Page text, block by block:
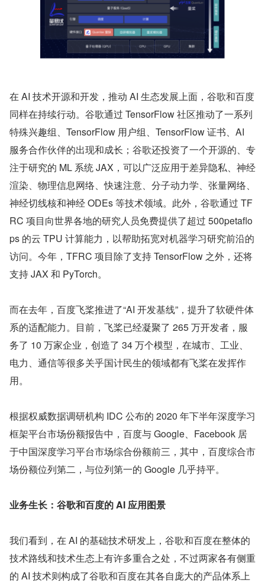
在 AI 技术开源和开发，推动 AI 生态发展上面，谷歌和百度
同样在持续行动。谷歌通过 TensorFlow 社区推动了一系列
特殊兴趣组、TensorFlow 用户组、TensorFlow 证书、AI
服务合作伙伴的出现和成长；谷歌还投资了一个开源的、专
注于研究的 ML 系统 JAX，可以广泛应用于差异隐私、神经
渲染、物理信息网络、快速注意、分子动力学、张量网络、
神经切线核和神经 ODEs 等技术领域。此外，谷歌通过 TF
RC 项目向世界各地的研究人员免费提供了超过 500petaflo
ps 的云 TPU 计算能力，以帮助拓宽对机器学习研究前沿的
访问。今年，TFRC 项目除了支持 TensorFlow 之外，还将
支持 JAX 和 PyTorch。
而在去年，百度飞桨推进了“AI 开发基线”，提升了软硬件体
系的适配能力。目前，飞桨已经凝聚了 265 万开发者，服
务了 10 万家企业，创造了 34 万个模型，在城市、工业、
电力、通信等很多关乎国计民生的领域都有飞桨在发挥作
用。
根据权威数据调研机构 IDC 公布的 2020 年下半年深度学习
框架平台市场份额报告中，百度与 Google、Facebook 居
于中国深度学习平台市场综合份额前三，其中，百度综合市
场份额位列第二，与位列第一的 Google 几乎持平。
业务生长：谷歌和百度的 AI 应用图景
我们看到，在 AI 的基础技术研发上，谷歌和百度在整体的
技术路线和技术生态上有许多重合之处，不过两家各有侧重
的 AI 技术则构成了谷歌和百度在其各自庞大的产品体系上